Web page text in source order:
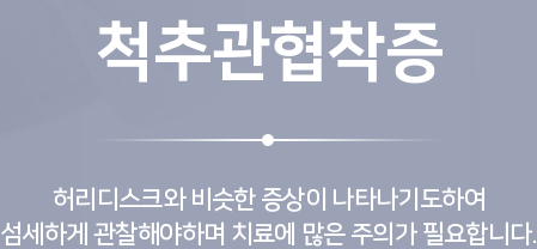
척추관협착증
허리디스크와 비슷한 증상이 나타나기도하여
섬세하게 관찰해야하며 치료에 많은 주의가 필요합니다.